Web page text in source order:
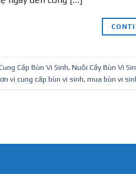
Cấp Bùn Vi Sinh, Nuôi Cấy Bùn Vi
vị cung cấp bùn vi sinh, mua bùn vi